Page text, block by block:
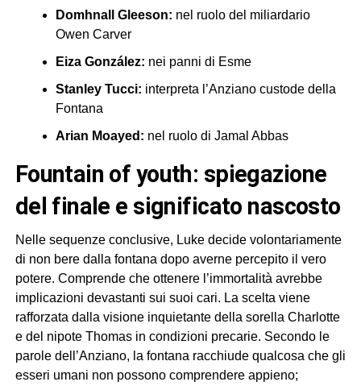
Domhnall Gleeson: nel ruolo del miliardario
Owen Carver
Eiza González: nei panni di Esme
Stanley Tucci: interpreta l’Anziano custode della
Fontana
Arian Moayed: nel ruolo di Jamal Abbas
fountain of youth: spiegazione
del finale e significato nascosto
Nelle sequenze conclusive, Luke decide volontariamente
di non bere dalla fontana dopo averne percepito il vero
potere. Comprende che ottenere l’immortalità avrebbe
implicazioni devastanti sui suoi cari. La scelta viene
rafforzata dalla visione inquietante della sorella Charlotte
e del nipote Thomas in condizioni precarie. Secondo le
parole dell’Anziano, la fontana racchiude qualcosa che gli
esseri umani non possono comprendere appieno;